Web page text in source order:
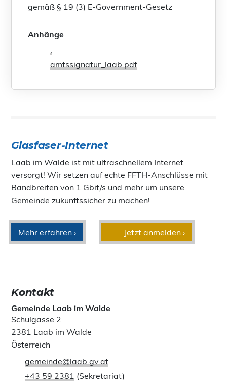
gemäß § 19 (3) E-Government-Gesetz
Anhänge
.
amtssignatur_laab.pdf
Glasfaser-Internet
Laab im Walde ist mit ultraschnellem Internet
versorgt! Wir setzen auf echte FFTH-Anschlüsse mit
Bandbreiten von 1 Gbit/s und mehr um unsere
Gemeinde zukunftssicher zu machen!
Mehr erfahren › Jetzt anmelden ›
Kontakt
Gemeinde Laab im Walde
Schulgasse 2
2381 Laab im Walde
Österreich
gemeinde@laab.gv.at
+43 59 2381 (Sekretariat)